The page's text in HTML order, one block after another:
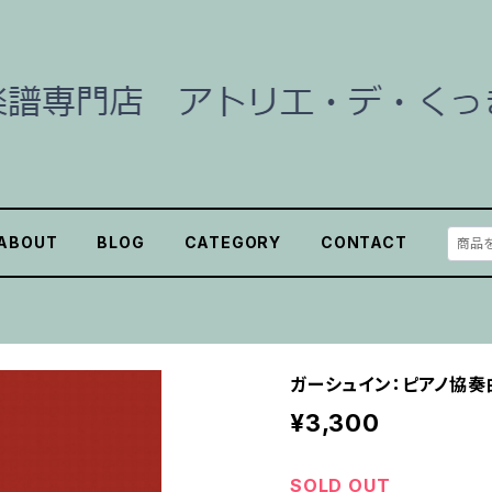
BLOG CATEGORY CONTACT
ガーシュイン：ピアノ
¥3,300
SOLD OUT